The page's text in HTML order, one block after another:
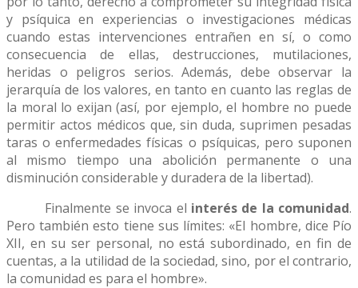
y psíquica en experiencias o investigaciones médicas
cuando estas intervenciones entrañen en sí, o como
consecuencia de ellas, destrucciones, mutilaciones,
heridas o peligros serios. Además, debe observar la
jerarquía de los valores, en tanto en cuanto las reglas de
la moral lo exijan (así, por ejemplo, el hombre no puede
permitir actos médicos que, sin duda, suprimen pesadas
taras o enfermedades físicas o psíquicas, pero suponen
al mismo tiempo una abolición permanente o una
disminución considerable y duradera de la libertad).
Finalmente se invoca el interés de la comunidad.
Pero también esto tiene sus límites: «El hombre, dice Pío
XII, en su ser personal, no está subordinado, en fin de
cuentas, a la utilidad de la sociedad, sino, por el contrario,
la comunidad es para el hombre».